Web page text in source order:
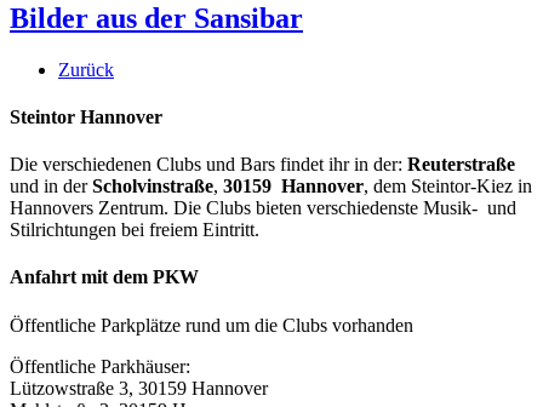
Bilder aus der Sansibar
Zurück
Steintor Hannover
Die verschiedenen Clubs und Bars findet ihr in der: Reuterstraße
und in derScholvinstraße, 30159 Hannover, dem Steintor-Kiez in
Hannovers Zentrum. Die Clubs bieten verschiedenste Musik- und
Stilrichtungen bei freiem Eintritt.
Anfahrt mit dem PKW
Öffentliche Parkplätze rund um die Clubs vorhanden
Öffentliche Parkhäuser:
Lützowstraße 3, 30159 Hannover